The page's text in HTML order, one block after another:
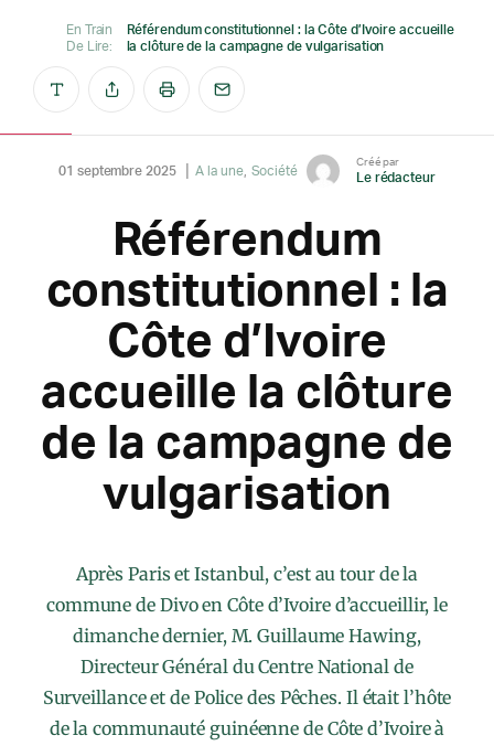
En Train
De Lire:
Référendum constitutionnel : la Côte d’Ivoire accueille
la clôture de la campagne de vulgarisation
01 septembre 2025 A la une Société
Créé par
Le rédacteur
Référendum
constitutionnel : la
Côte d’Ivoire
accueille la clôture
de la campagne de
vulgarisation
Après Paris et Istanbul, c’est au tour de la
commune de Divo en Côte d’Ivoire d’accueillir, le
dimanche dernier, M. Guillaume Hawing,
Directeur Général du Centre National de
Surveillance et de Police des Pêches. Il était l’hôte
de la communauté guinéenne de Côte d’Ivoire à